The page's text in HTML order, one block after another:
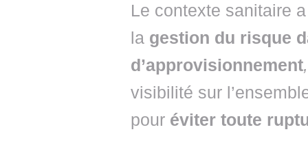
Le contexte sanitaire
la gestion du risque
d’approvisionnement,
visibilité sur
pour éviter toute